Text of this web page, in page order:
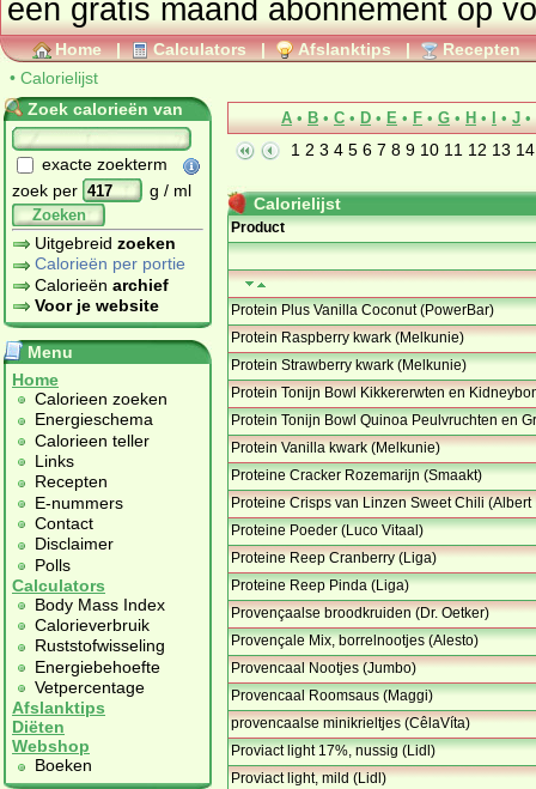
een gratis maand abonnement op
Home | Calculators | Afslanktips | Recepten
• Calorielijst
Zoek calorieën van
exacte zoekterm
zoek per
g / ml
Zoeken
Uitgebreid zoeken
Calorieën per portie
Calorieën archief
Voor je website
Menu
Home
Calorieen zoeken
Energieschema
Calorieen teller
Links
Recepten
E-nummers
Contact
Disclaimer
Polls
Calculators
Body Mass Index
Calorieverbruik
Ruststofwisseling
Energiebehoefte
Vetpercentage
Afslanktips
Diëten
Webshop
Boeken
A • B • C • D • E • F • G • H • • J •
1 2 3 4 5 6 7 8 9 10 11 12 13 14
Calorielijst
Product
Protein Plus Vanilla Coconut (PowerBar)
Protein Raspberry kwark (Melkunie)
Protein Strawberry kwark (Melkunie)
Protein Tonijn Bowl Kikkererwten en
Protein Tonijn Bowl Quinoa Peulvruchten en
Protein Vanilla kwark (Melkunie)
Proteine Cracker Rozemarijn (Smaakt)
Proteine Crisps van Linzen Sweet Chili (Albert
Proteine Poeder (Luco Vitaal)
Proteine Reep Cranberry (Liga)
Proteine Reep Pinda (Liga)
Provençaalse broodkruiden (Dr. Oetker)
Provençale Mix, borrelnootjes (Alesto)
Provencaal Nootjes (Jumbo)
Provencaal Roomsaus (Maggi)
provencaalse minikrieltjes (CêlaVíta)
Proviact light 17%, nussig (Lidl)
Proviact light, mild (Lidl)